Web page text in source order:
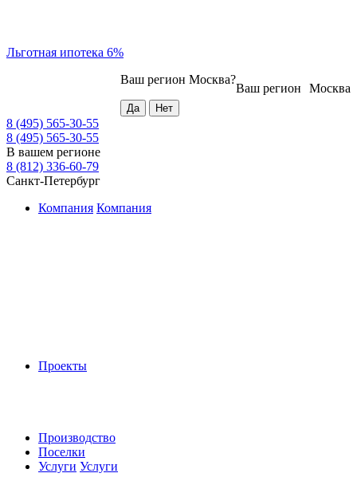
Льготная ипотека 6%
Москва
Ваш регион
Ваш регион Москва?
8 (495) 565-30-55
8 (495) 565-30-55
В вашем регионе
8 (812) 336-60-79
Санкт-Петербург
Компания Компания
Проекты
Производство
Поселки
Услуги Услуги